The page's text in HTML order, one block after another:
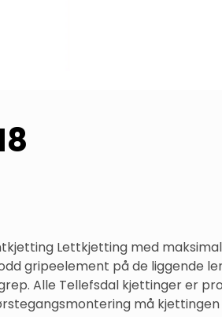
Lettkjetting med
gripeelement på de liggende
Alle Tellefsdal kjettinger er
må kjettingen